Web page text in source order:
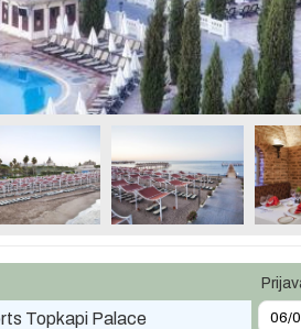
Topkapi Palace